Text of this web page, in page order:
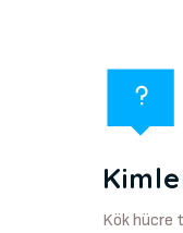
Kök hücre